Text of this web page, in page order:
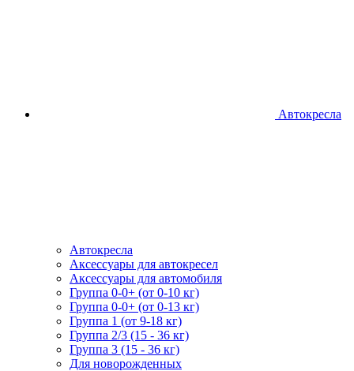
Автокресла
Автокресла
Аксессуары для автокресел
Аксессуары для автомобиля
Группа 0-0+ (от 0-10 кг)
Группа 0-0+ (от 0-13 кг)
Группа 1 (от 9-18 кг)
Группа 2/3 (15 - 36 кг)
Группа 3 (15 - 36 кг)
Для новорожденных